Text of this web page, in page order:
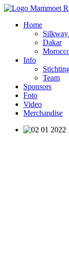
Home
Dakar
Info
Team
Sponsors
Foto
Video
Merchandise